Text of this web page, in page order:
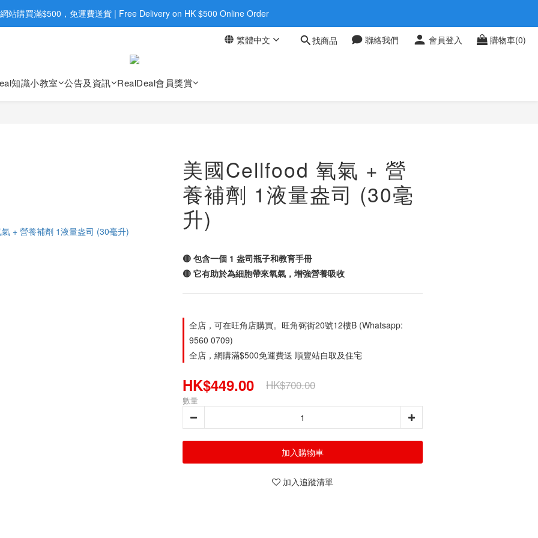
旺角店購買：旺角弼街20號12樓B  |  RealDeal 保健品 | WhatsApp 9560 0709
網站購買滿$500，免運費送貨 | Free Delivery on HK $500 Online Order
旺角店購買：旺角弼街20號12樓B  |  RealDeal 保健品 | WhatsApp 9560 0709
繁體中文 找商品 聯絡我們 會員登入 購物車(0)
知識小教室 公告及資訊 RealDeal會員獎賞
美國Cellfood 氧氣 + 營
養補劑 1液量盎司 (30毫
升)
🔴 包含一個 1 盎司瓶子和教育手冊
🔴 它有助於為細胞帶來氧氣，增強營養吸收
全店，可在旺角店購買。旺角弼街20號12樓B (Whatsapp:
9560 0709)
全店，網購滿$500免運費送 順豐站自取及住宅
HK$449.00 HK$700.00
數量
加入購物車
加入追蹤清單